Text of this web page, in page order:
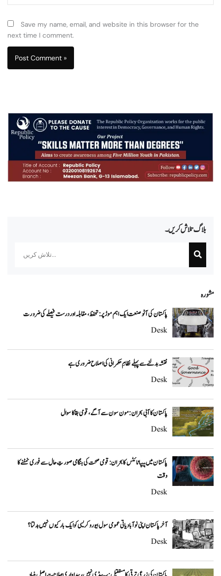
بلاگ تلاش کریں۔
مشورہ
پاکستان کی آٹو صنعت ایک اہم موڑ پر: تحفظ، مقابلہ اور درست فیصلے کی ضرورت
Desk
نقشہ بدلنے سے پہلے نظامِ حکمرانی کی اصلاح ضروری ہے
Desk
پاکستان کا آبی بحران: مون سون سے آگے، قومی بقا کا سوال
Desk
پاکستان میں ہیپاٹائٹس کا بحران: قومی صحت کی ہنگامی صورتِ حال سے فوری نمٹنے کا
وقت
Desk
آخر پاکستان اپنی نوآبادیاتی عمومی سول بیوروکریسی کو ایک بار کیوں نہیں بدلتا؟
Desk
Save my name, email, and website in this browser for the
next time I comment.